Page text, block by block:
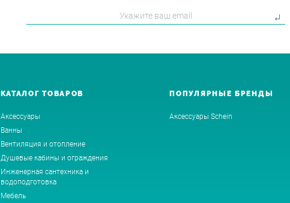
КАТАЛОГ ТОВАРОВ
Аксессуары
Ванны
Вентиляция и отопление
Душевые кабины и ограждения
Инженерная сантехника и
водоподготовка
Мебель
ПОПУЛЯРНЫЕ БРЕНДЫ
Аксессуары Schein